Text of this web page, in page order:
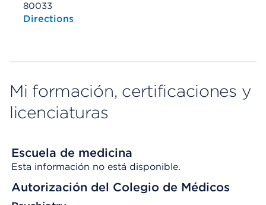
80033
Opens native map application on mobile devices
Directions
Mi formación, certificaciones y
licenciaturas
Escuela de medicina
Esta información no está disponible.
Autorización del Colegio de Médicos